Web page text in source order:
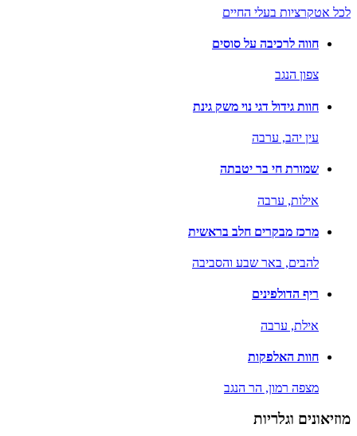
לכל אטקרציות בעלי החיים
חווה לרכיבה על סוסים
צפון הנגב
חוות גידול דגי נוי משק גינת
עין יהב, ערבה
שמורת חי בר יטבתה
אילות, ערבה
מרכז מבקרים חלב בראשית
להבים, באר שבע והסביבה
ריף הדולפינים
אילת, ערבה
חוות האלפקות
מצפה רמון, הר הנגב
מוזיאונים וגלריות